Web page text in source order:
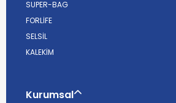
SUPER-BAG
FORLİFE
SELSİL
KALEKİM
Kurumsal